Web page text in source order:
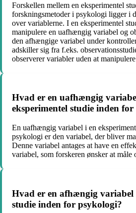
Forskellen mellem en eksperimentel
forskningsmetoder i psykologi ligger i
over variablerne. I en eksperimentel
manipulere en uafhængig variabel og
den afhængige variabel under
adskiller sig fra f.eks.
observerer variabler uden at
Hvad er en uafhængig
eksperimentel studie inden
En uafhængig variabel i en
psykologi er den variabel, der bliver
Denne variabel antages at have en
variabel, som forskeren ønsker at måle
Hvad er en afhængig variabel
studie inden for psykologi?